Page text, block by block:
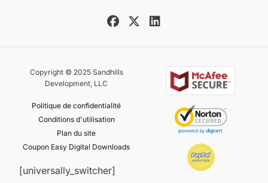
Copyright © 2025 Sandhills
Development, LLC
Politique de confidentialité
Conditions d'utilisation
Plan du site
Coupon Easy Digital Downloads
[universally_switcher]